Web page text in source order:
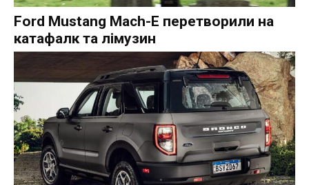
Ford Mustang Mach-E перетворили на
катафалк та лімузин